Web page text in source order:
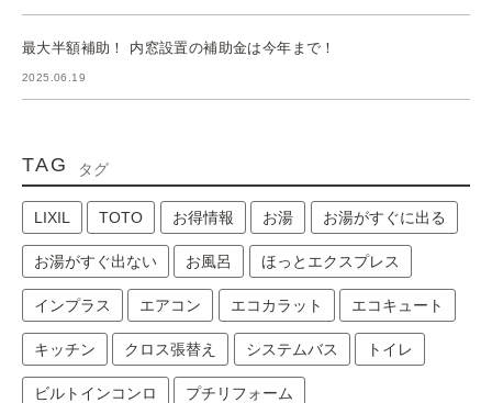
最大半額補助！ 内窓設置の補助金は今年まで！
2025.06.19
TAG タグ
LIXIL TOTO お得情報 お湯 お湯がすぐに出る
お湯がすぐ出ない お風呂 ほっとエクスプレス
インプラス エアコン エコカラット エコキュート
キッチン クロス張替え システムバス トイレ
ビルトインコンロ プチリフォーム